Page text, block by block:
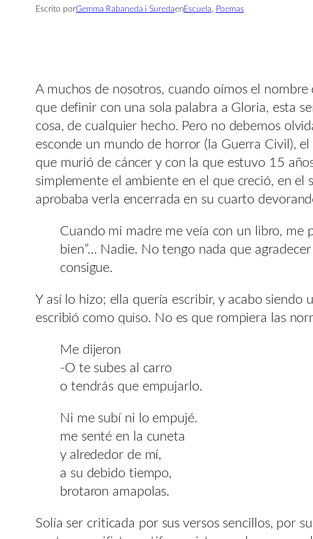
Escrito porGemma Rabaneda i SuredaenEscuela, Poemas
A muchos de nosotros, cuando oímos el
que definir con una sola palabra a Gloria, esta
cosa, de cualquier hecho. Pero no debemos
esconde un mundo de horror (la Guerra Civil),
que murió de cáncer y con la que estuvo 15
simplemente el ambiente en el que creció, en el
aprobaba verla encerrada en su cuarto
Cuando mi madre me veía con un libro, me
bien”… Nadie. No tengo nada que
consigue.
Y así lo hizo; ella quería escribir, y acabo
escribió como quiso. No es que rompiera las
Me dijeron
-O te subes al carro
o tendrás que empujarlo.
Ni me subí ni lo empujé.
me senté en la cuneta
y alrededor de mí,
a su debido tiempo,
brotaron amapolas.
Solía ser criticada por sus versos sencillos, por